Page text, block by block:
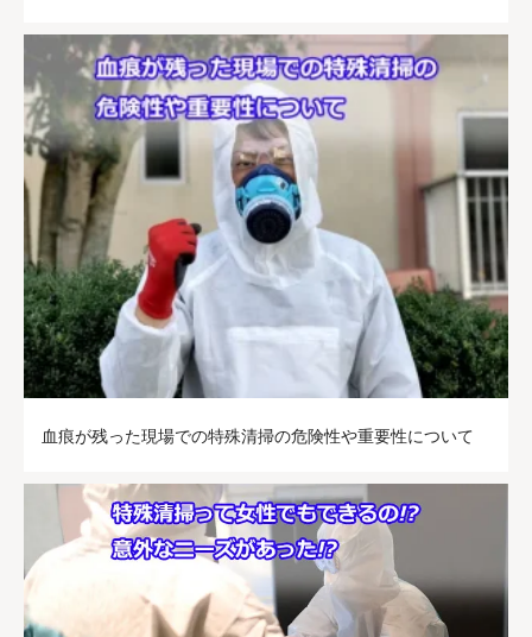
血痕が残った現場での特殊清掃の危険性や重要性について